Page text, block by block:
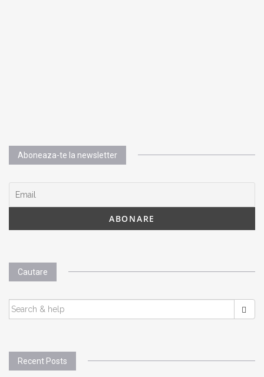
Aboneaza-te la newsletter
Cautare
SEARCH
FOR:
Recent Posts